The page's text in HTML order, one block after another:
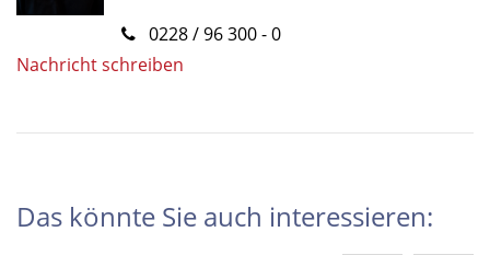
0228 / 96 300 - 0
Nachricht schreiben
Das könnte Sie auch interessieren: